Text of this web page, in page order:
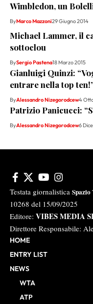
Wimbledon, un
ByMarco Mazzoni29 Giugno 2014
Michael Lammer, il
sottoclou
BySergio Pastena18 Marzo 2015
Gianluigi Quinzi:
entrare nella top
ByAlessandro Nizegorodcew4
Patrizio Panicucci:
ByAlessandro Nizegorodcew6
Testata giornalistica Spazio
10268 del 15/09/2025
Editore: VIBES MEDIA
Direttore Responsabile:
HOME
ENTRY LIST
NEWS
WTA
ATP